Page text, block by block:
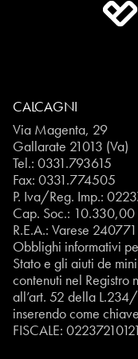
CALCAGNI
Via Magenta, 29
Gallarate 21013 (Va)
Tel.: 0331.793615
Fax: 0331.774505
P. Iva/Reg. Imp.:
Cap. Soc.: 10.330,00
R.E.A.: Varese 240771
Obblighi informativi
Stato e gli aiuti de
contenuti nel Registro
all’art. 52 della
inserendo come
FISCALE: 02237210121